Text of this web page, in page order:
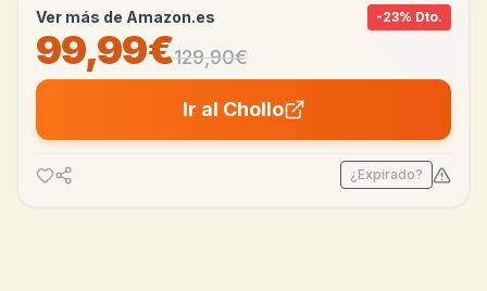
Ver más de Amazon.es -23% Dto.
99,99€129,90€
Ir al Chollo
¿Expirado?